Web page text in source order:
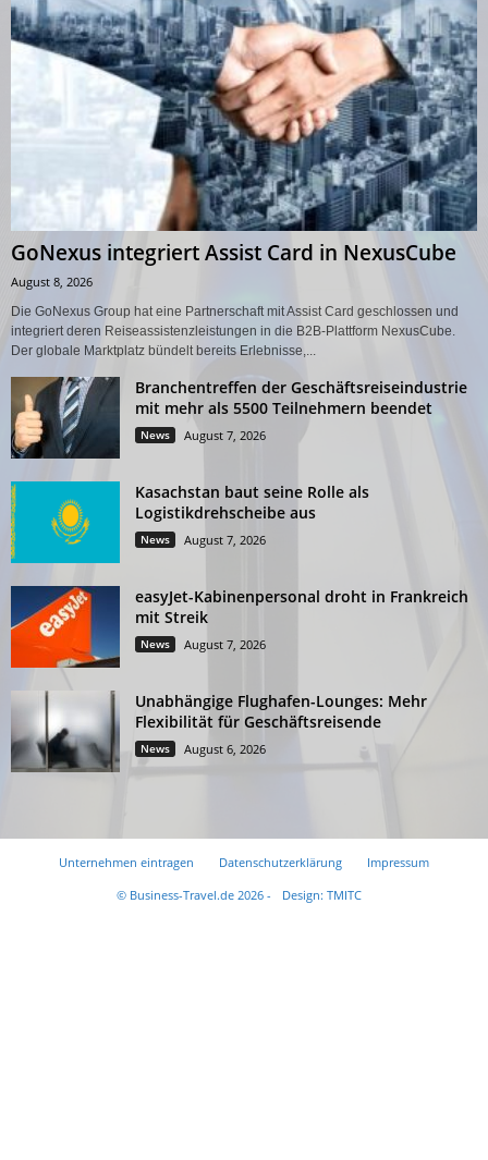
GoNexus integriert Assist Card in NexusCube
August 8, 2026
Die GoNexus Group hat eine Partnerschaft mit Assist Card geschlossen und
integriert deren Reiseassistenzleistungen in die B2B-Plattform NexusCube.
Der globale Marktplatz bündelt bereits Erlebnisse,...
Branchentreffen der Geschäftsreiseindustrie
mit mehr als 5500 Teilnehmern beendet
News August 7, 2026
Kasachstan baut seine Rolle als
Logistikdrehscheibe aus
News August 7, 2026
easyJet-Kabinenpersonal droht in Frankreich
mit Streik
News August 7, 2026
Unabhängige Flughafen-Lounges: Mehr
Flexibilität für Geschäftsreisende
News August 6, 2026
Unternehmen eintragen Datenschutzerklärung
Impressum
© Business-Travel.de 2026 -
Design: TMITC